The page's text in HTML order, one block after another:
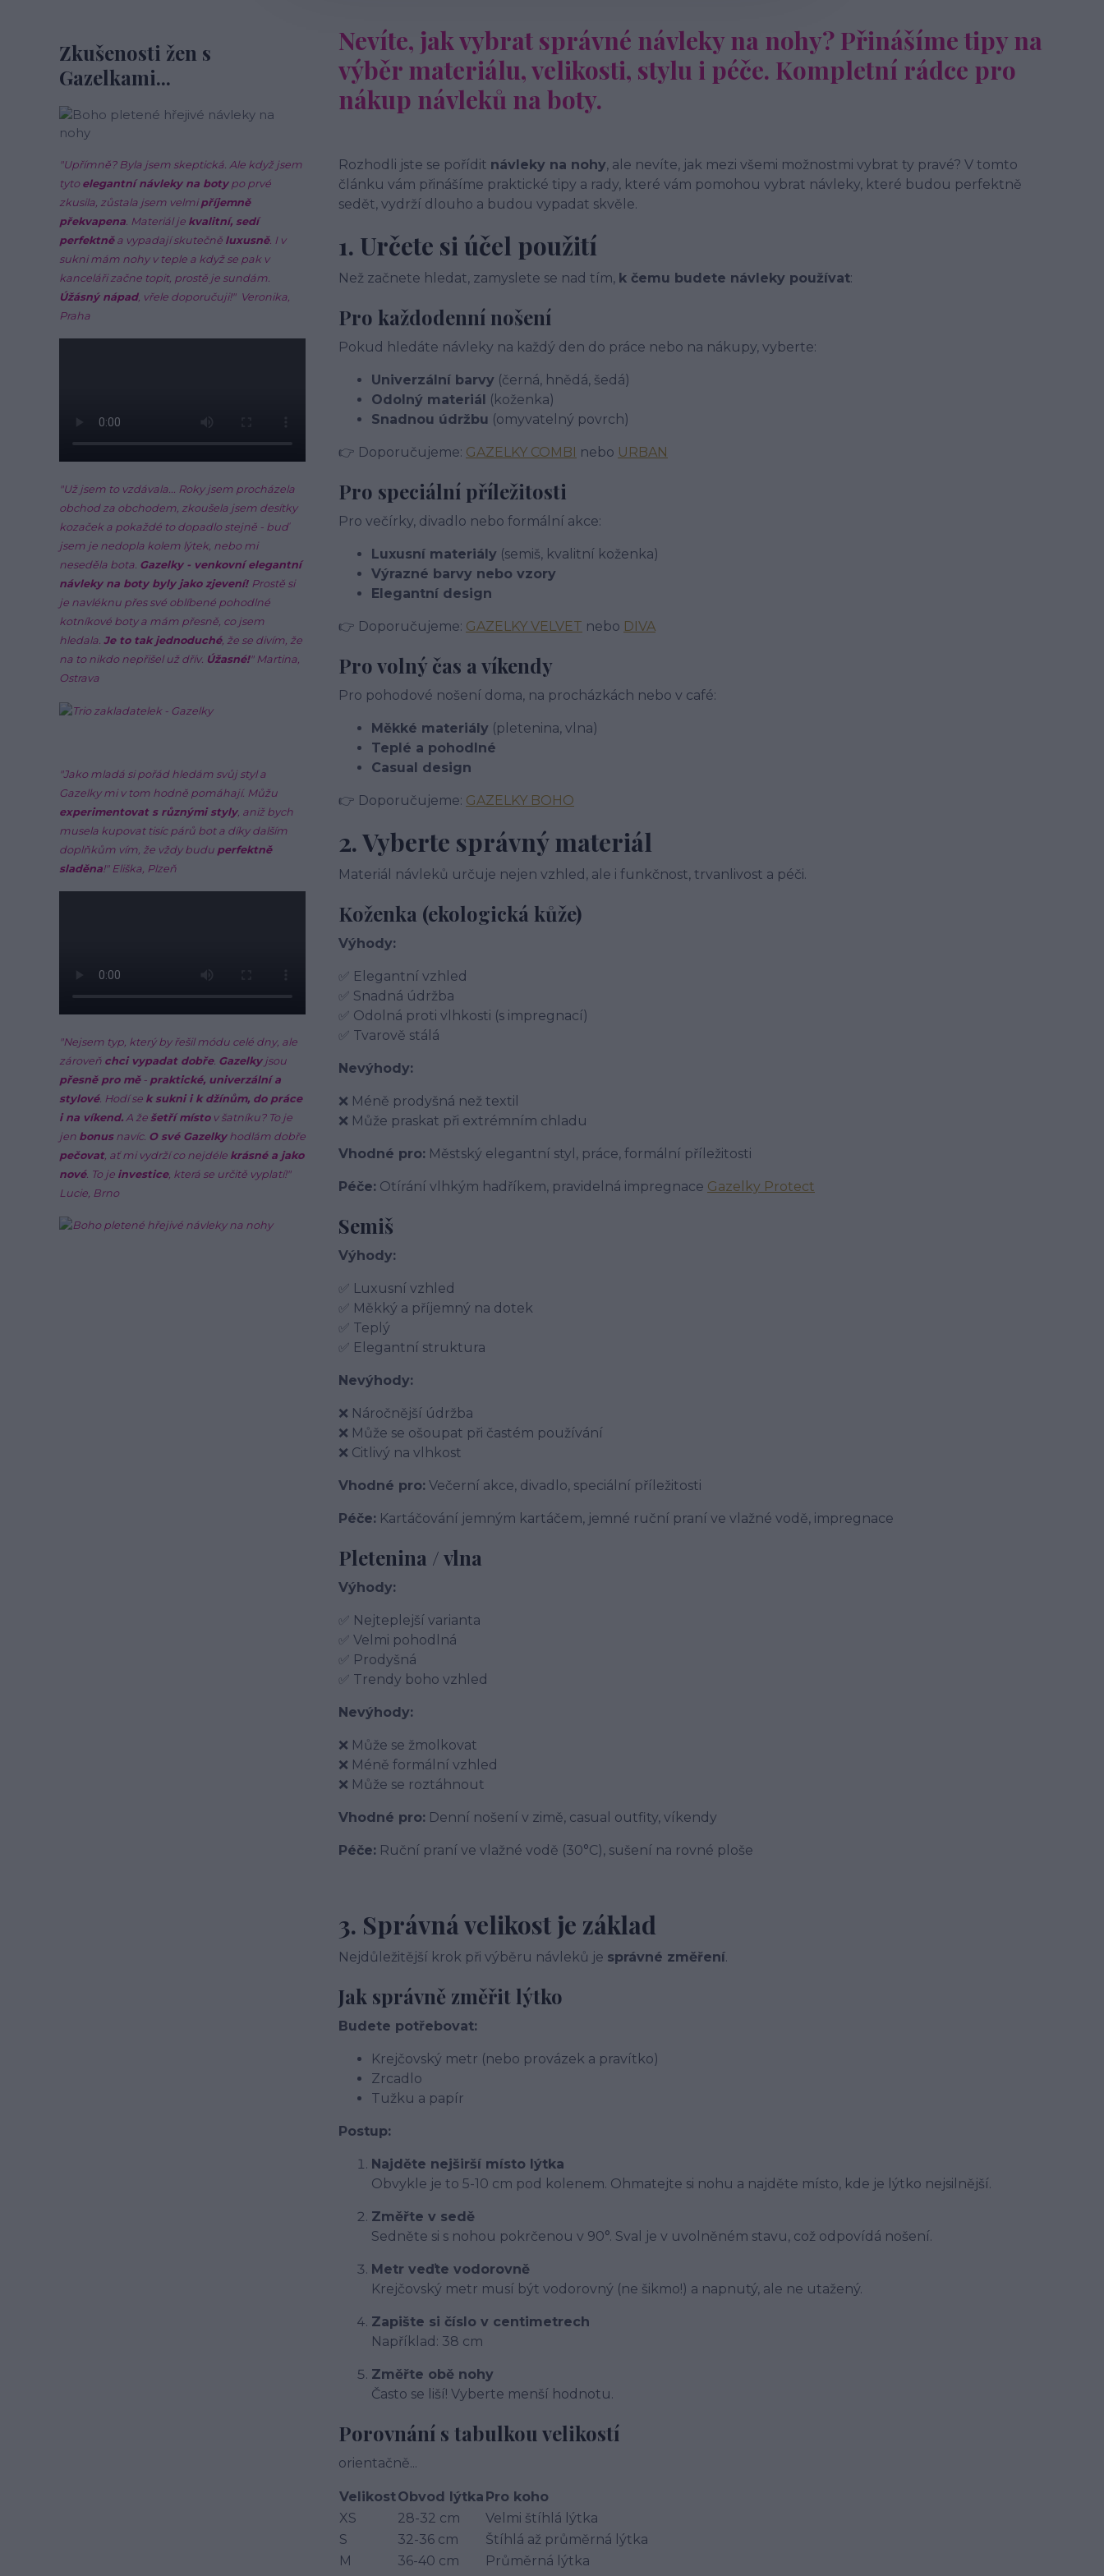
Zkušenosti žen s
Gazelkami...
"Upřímně? Byla jsem skeptická. Ale když jsem
tyto elegantní návleky na botypo prvé
zkusila, zůstala jsem velmi příjemně
překvapena. Materiál je kvalitní, sedí
perfektněa vypadají skutečně luxusně. I v
sukni mám nohy v teple a když se pak v
kanceláři začne topit, prostě je sundám.
Úžásný nápad, vřele doporučuji!" Veronika,
Praha
"Už jsem to vzdávala... Roky jsem procházela
obchod za obchodem, zkoušela jsem desítky
kozaček a pokaždé to dopadlo stejně - buď
jsem je nedopla kolem lýtek, nebo mi
neseděla bota. Gazelky - venkovní elegantní
návleky na boty byly jako zjevení! Prostě si
je navléknu přes své oblíbené pohodlné
kotníkové boty a mám přesně, co jsem
hledala. Je to tak jednoduché, že se divím, že
na to nikdo nepřišel už dřív. Úžasné!" Martina,
Ostrava
"Jako mladá si pořád hledám svůj styl a
Gazelky mi v tom hodně pomáhají. Můžu
experimentovat s různými styly, aniž bych
musela kupovat tisíc párů bot a díky dalším
doplňkům vím, že vždy budu perfektně
sladěna!" Eliška, Plzeň
"Nejsem typ, který by řešil módu celé dny, ale
zároveň chci vypadat dobře. Gazelkyjsou
přesně pro mě- praktické, univerzální a
stylové. Hodí se k sukni i k džínům, do práce
i na víkend. A že šetří místov šatníku? To je
jen bonusnavíc. O své Gazelkyhodlám dobře
pečovat, ať mi vydrží co nejdéle krásné a jako
nové. To je investice, která se určitě vyplatí!"
Lucie, Brno
Nevíte, jak vybrat správné návleky na nohy? Přinášíme tipy na
výběr materiálu, velikosti, stylu i péče. Kompletní rádce pro
nákup návleků na boty.
Rozhodli jste se pořídit návleky na nohy, ale nevíte, jak mezi všemi možnostmi vybrat ty pravé? V tomto
článku vám přinášíme praktické tipy a rady, které vám pomohou vybrat návleky, které budou perfektně
sedět, vydrží dlouho a budou vypadat skvěle.
1. Určete si účel použití
Než začnete hledat, zamyslete se nad tím, k čemu budete návleky používat:
Pro každodenní nošení
Pokud hledáte návleky na každý den do práce nebo na nákupy, vyberte:
Univerzální barvy (černá, hnědá, šedá)
Odolný materiál (koženka)
Snadnou údržbu (omyvatelný povrch)
👉 Doporučujeme: GAZELKY COMBI nebo URBAN
Pro speciální příležitosti
Pro večírky, divadlo nebo formální akce:
Luxusní materiály (semiš, kvalitní koženka)
Výrazné barvy nebo vzory
Elegantní design
👉 Doporučujeme: GAZELKY VELVET nebo DIVA
Pro volný čas a víkendy
Pro pohodové nošení doma, na procházkách nebo v café:
Měkké materiály (pletenina, vlna)
Teplé a pohodlné
Casual design
👉 Doporučujeme: GAZELKY BOHO
2. Vyberte správný materiál
Materiál návleků určuje nejen vzhled, ale i funkčnost, trvanlivost a péči.
Koženka (ekologická kůže)
Výhody:
✅ Elegantní vzhled
✅ Snadná údržba
✅ Odolná proti vlhkosti (s impregnací)
✅ Tvarově stálá
Nevýhody:
❌ Méně prodyšná než textil
❌ Může praskat při extrémním chladu
Vhodné pro: Městský elegantní styl, práce, formální příležitosti
Péče: Otírání vlhkým hadříkem, pravidelná impregnace Gazelky Protect
Semiš
Výhody:
✅ Luxusní vzhled
✅ Měkký a příjemný na dotek
✅ Teplý
✅ Elegantní struktura
Nevýhody:
❌ Náročnější údržba
❌ Může se ošoupat při častém používání
❌ Citlivý na vlhkost
Vhodné pro: Večerní akce, divadlo, speciální příležitosti
Péče: Kartáčování jemným kartáčem, jemné ruční praní ve vlažné vodě, impregnace
Pletenina / vlna
Výhody:
✅ Nejteplejší varianta
✅ Velmi pohodlná
✅ Prodyšná
✅ Trendy boho vzhled
Nevýhody:
❌ Může se žmolkovat
❌ Méně formální vzhled
❌ Může se roztáhnout
Vhodné pro: Denní nošení v zimě, casual outfity, víkendy
Péče: Ruční praní ve vlažné vodě (30°C), sušení na rovné ploše
3. Správná velikost je základ
Nejdůležitější krok při výběru návleků je správné změření.
Jak správně změřit lýtko
Budete potřebovat:
Krejčovský metr (nebo provázek a pravítko)
Zrcadlo
Tužku a papír
Postup:
Najděte nejširší místo lýtka
Obvykle je to 5-10 cm pod kolenem. Ohmatejte si nohu a najděte místo, kde je lýtko nejsilnější.
Změřte v sedě
Sedněte si s nohou pokrčenou v 90°. Sval je v uvolněném stavu, což odpovídá nošení.
Metr veďte vodorovně
Krejčovský metr musí být vodorovný (ne šikmo!) a napnutý, ale ne utažený.
Zapište si číslo v centimetrech
Například: 38 cm
Změřte obě nohy
Často se liší! Vyberte menší hodnotu.
Porovnání s tabulkou velikostí
orientačně...
VelikostObvod lýtka Pro koho
XS
28-32 cm
Velmi štíhlá lýtka
S
32-36 cm
Štíhlá až průměrná lýtka
M
36-40 cm
Průměrná lýtka